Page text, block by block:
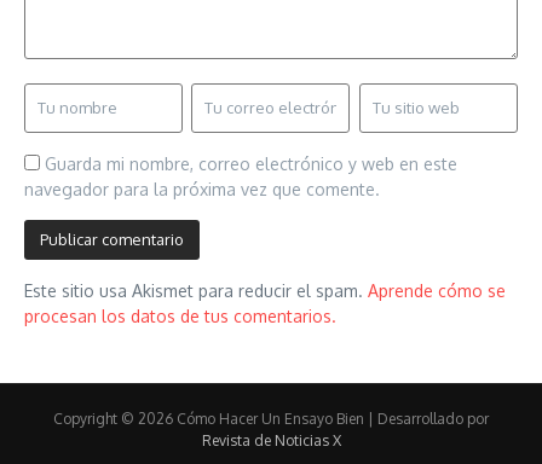
Guarda mi nombre, correo electrónico y web en este
navegador para la próxima vez que comente.
Este sitio usa Akismet para reducir el spam. Aprende cómo se
procesan los datos de tus comentarios.
Copyright © 2026 Cómo Hacer Un Ensayo Bien | Desarrollado por
Revista de Noticias X